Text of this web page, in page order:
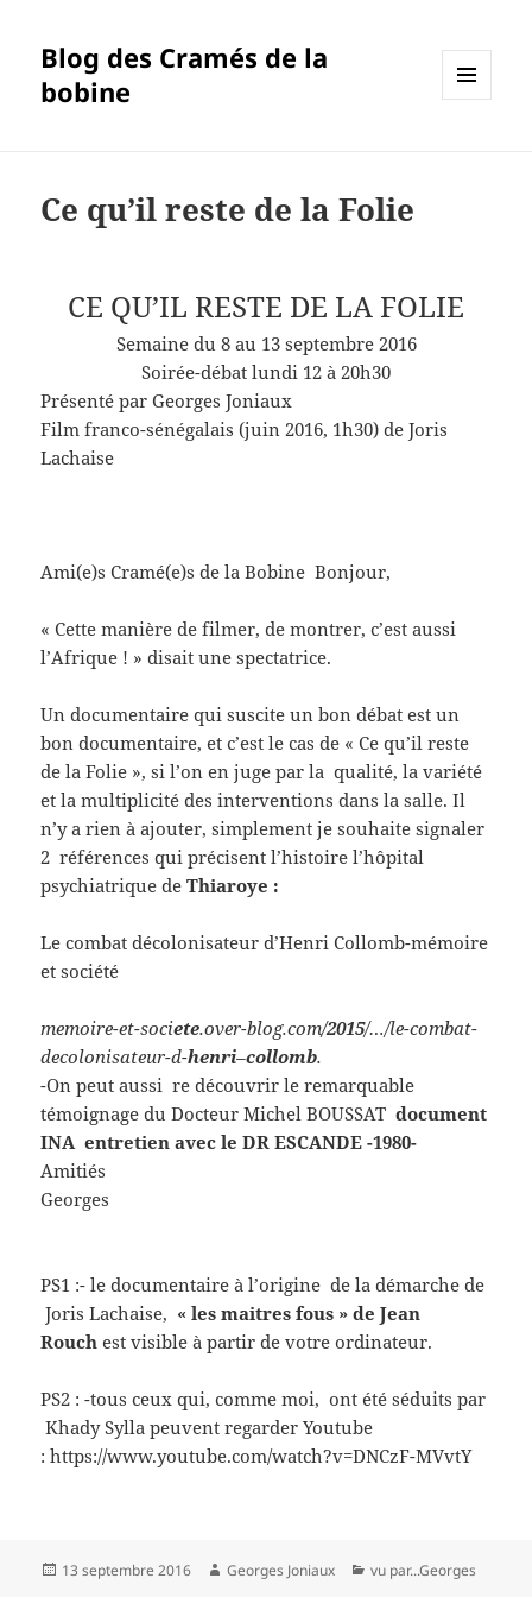
Blog des Cramés de la
bobine
Ce qu’il reste de la Folie
CE QU’IL RESTE DE LA FOLIE
Semaine du 8 au 13 septembre 2016
Soirée-débat lundi 12 à 20h30
Présenté par Georges Joniaux
Film franco-sénégalais (juin 2016, 1h30) de Joris
Lachaise
Ami(e)s Cramé(e)s de la Bobine Bonjour,
« Cette manière de filmer, de montrer, c’est aussi
l’Afrique ! » disait une spectatrice.
Un documentaire qui suscite un bon débat est un
bon documentaire, et c’est le cas de « Ce qu’il reste
de la Folie », si l’on en juge par la qualité, la variété
et la multiplicité des interventions dans la salle. Il
n’y a rien à ajouter, simplement je souhaite signaler
2 références qui précisent l’histoire l’hôpital
psychiatrique deThiaroye :
Le combat décolonisateur d’Henri Collomb-mémoire
et société
memoire-et-societe.over-blog.com/2015/…/le-combat-
decolonisateur-d-henri–collomb.
-On peut aussi re découvrir le remarquable
témoignage du Docteur Michel BOUSSATdocument
INA entretien avec le DR ESCANDE -1980-
Amitiés
Georges
PS1 :- le documentaire à l’origine de la démarche de
Joris Lachaise, « les maitres fous » de Jean
Rouchest visible à partir de votre ordinateur.
PS2 : -tous ceux qui, comme moi, ont été séduits par
Khady Sylla peuvent regarder Youtube
: https://www.youtube.com/watch?v=DNCzF-MVvtY
Publié
13 septembre 2016 Auteur
Georges Joniaux Catégories
vu par...Georges